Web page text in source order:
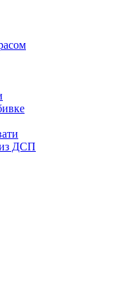
из ДСП